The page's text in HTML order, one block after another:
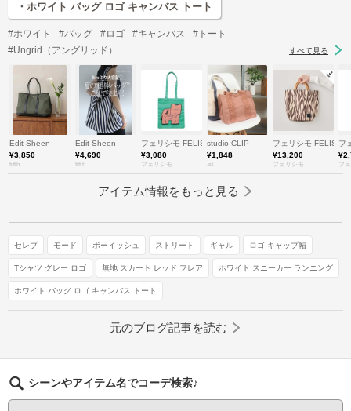
・ホワイト バッグ ロゴ キャンバス トート
#ホワイト #バッグ #ロゴ #キャンバス
#トート
#Ungrid（アングリッド）
すべて見る
Edit Sheen
¥3,850
fifth
Edit Sheen
¥4,690
fifth
フェリシモ FELISSIMO
¥3,080
フェリシモ
studio CLIP
¥1,848
.st
フェリシモ
¥13,200
フェリシモ
フ
フ
アイテム情報をもっと見る
セレブ モード ボーイッシュ ストリート ギャル ロゴ キャップ帽
Tシャツ グレー ロゴ 無地 スカート レッド フレア ホワイト スニーカー ランニング
ホワイト バッグ ロゴ キャンバス トート
元のブログ記事を読む
シーンやアイテム名でコーデ検索♪